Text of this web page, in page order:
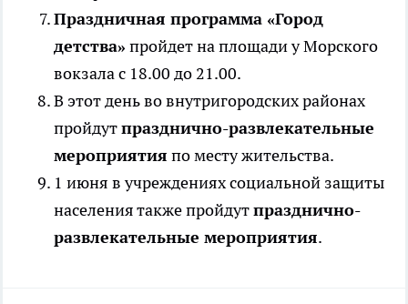
Праздничная программа «Город
детства» пройдет на площади у Морского
вокзала с 18.00 до 21.00.
В этот день во внутригородских районах
пройдутпразднично-развлекательные
мероприятия по месту жительства.
1 июня в учреждениях социальной защиты
населения также пройдутпразднично-
развлекательные мероприятия.